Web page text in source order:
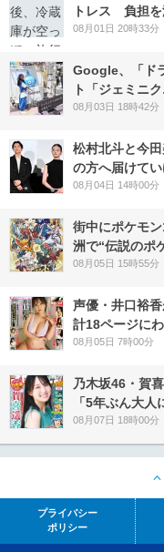
トレス 負担を
08月01日 20時33分
Google、「ド
ト「ジェミニ
08月03日 18時42分
松村北斗と今
の方へ届けてい
08月04日 14時00分
街中にポケモ
洲で“伝説のポ
08月05日 15時55分
声優・井口裕
計18ページに
08月05日 7時00分
乃木坂46・賀
「5年ぶん大人
08月07日 18時00分
プライバシー
ポリシー